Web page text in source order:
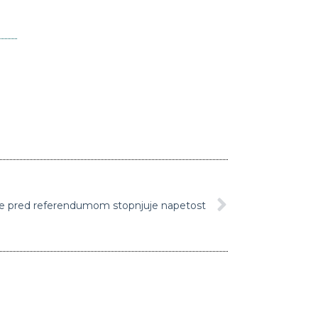
pred referendumom stopnjuje napetost